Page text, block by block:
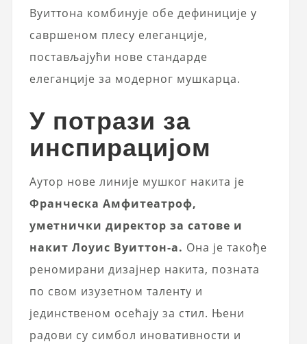
Вуиттона комбинује обе дефиниције у
савршеном плесу елеганције,
постављајући нове стандарде
елеганције за модерног мушкарца.
У потрази за
инспирацијом
Аутор нове линије мушког накита је
Франческа Амфитеатроф,
уметнички директор за сатове и
накит Лоуис Вуиттон-а. Она је такође
реномирани дизајнер накита, позната
по свом изузетном таленту и
јединственом осећају за стил. Њени
радови су симбол иновативности и